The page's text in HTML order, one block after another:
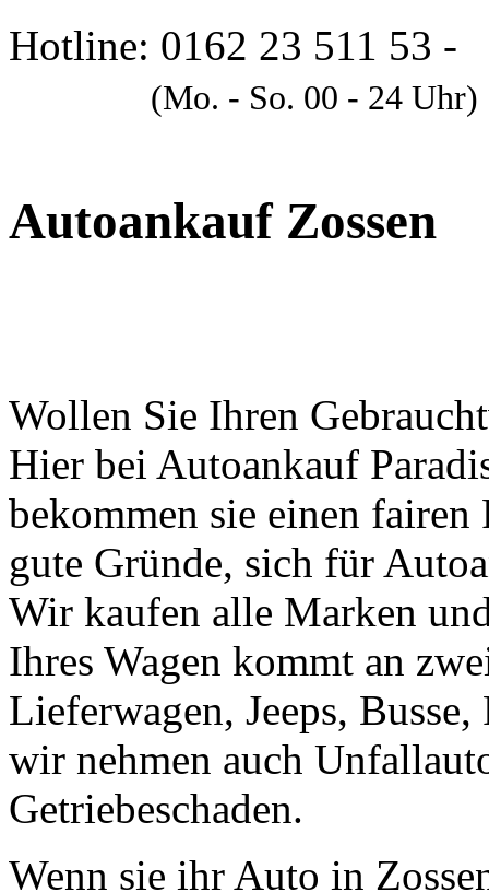
Hotline: 0162 23 511 53 -
(Mo. - So. 00 - 24 Uhr)
Autoankauf Zossen
Wollen Sie Ihren
Hier bei Autoankauf
bekommen sie einen
gute Gründe, sich für
Wir kaufen alle Marken
Ihres Wagen kommt an
Lieferwagen, Jeeps,
wir nehmen auch
Getriebeschaden.
Wenn sie ihr Auto in